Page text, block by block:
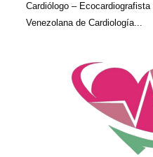
Cardiólogo –
Venezolana de Cardiología...